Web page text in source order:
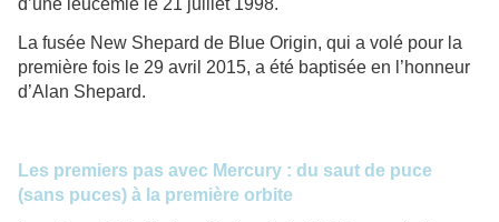
La fusée New Shepard de Blue Origin, qui a volé pour la
première fois le 29 avril 2015, a été baptisée en l’honneur
d’Alan Shepard.
Les premiers pas avec Mercury : du saut de puce
(sans puces) à la première orbite